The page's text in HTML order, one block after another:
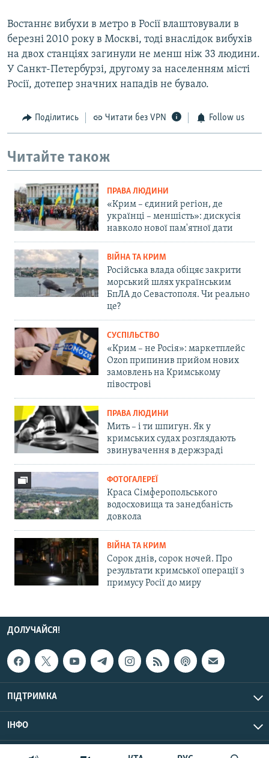
Востаннє вибухи в метро в Росії влаштовували в
березні 2010 року в Москві, тоді внаслідок вибухів
на двох станціях загинули не менш ніж 33 людини.
У Санкт-Петербурзі, другому за населенням місті
Росії, дотепер значних нападів не бувало.
Поділитись Читати без VPN Follow us
Читайте також
ПРАВА ЛЮДИНИ
«Крим – єдиний регіон, де
українці – меншість»: дискусія
навколо нової пам'ятної дати
ВІЙНА ТА КРИМ
Російська влада обіцяє закрити
морський шлях українським
БпЛА до Севастополя. Чи реально
це?
СУСПІЛЬСТВО
«Крим – не Росія»: маркетплейс
Ozon припинив прийом нових
замовлень на Кримському
півострові
ПРАВА ЛЮДИНИ
Мить – і ти шпигун. Як у
кримських судах розглядають
звинувачення в держзраді
ФОТОГАЛЕРЕЇ
Краса Сімферопольського
водосховища та занедбаність
довкола
ВІЙНА ТА КРИМ
Сорок днів, сорок ночей. Про
результати кримської операції з
примусу Росії до миру
ДОЛУЧАЙСЯ!
ПІДТРИМКА
ІНФО